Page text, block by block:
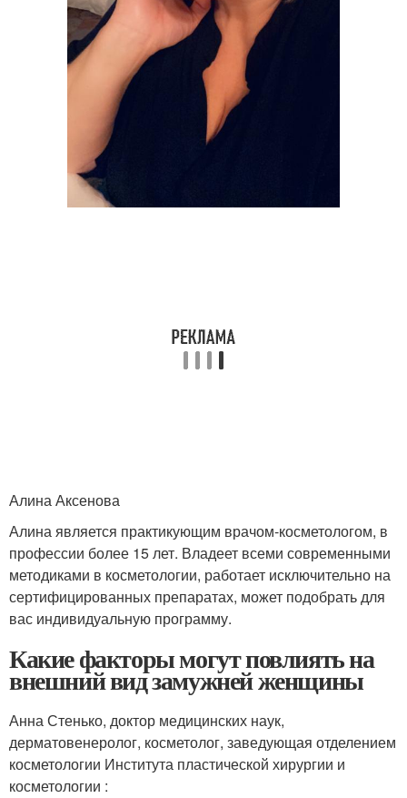
Алина Аксенова
Алина является практикующим врачом-косметологом, в
профессии более 15 лет. Владеет всеми современными
методиками в косметологии, работает исключительно на
сертифицированных препаратах, может подобрать для
вас индивидуальную программу.
Какие факторы могут повлиять на
внешний вид замужней женщины
Анна Стенько, доктор медицинских наук,
дерматовенеролог, косметолог, заведующая отделением
косметологии Института пластической хирургии и
косметологии :